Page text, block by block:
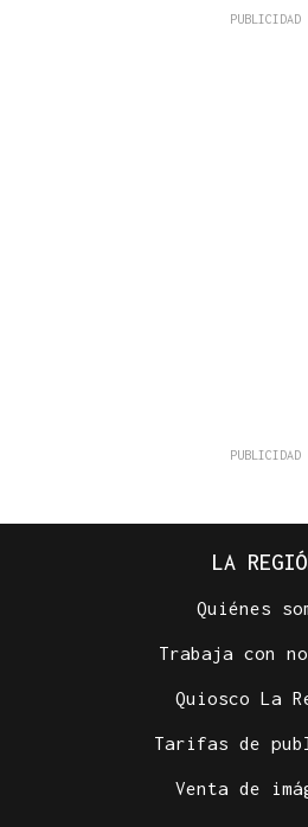
LA
Quiénes
Trabaja con
Quiosco La
Tarifas de
Venta de